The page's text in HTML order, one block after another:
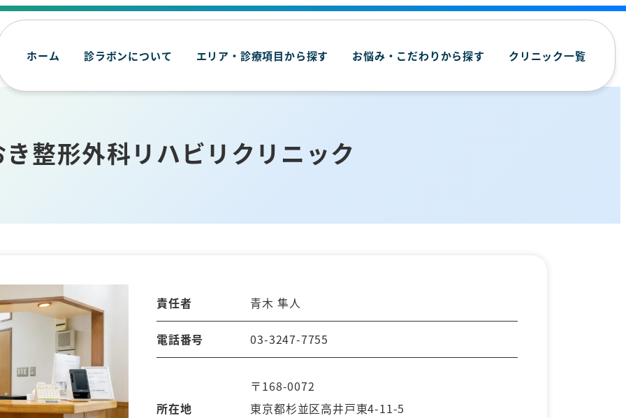
ホーム 診ラボンについて エリア・診療項目から探す お悩み・こだわりから探す クリニック一覧
整形外科リハビリクリニック
責任者 青木 隼人
電話番号 03-3247-7755
所在地
〒168-0072
東京都杉並区高井戸東4-11-5